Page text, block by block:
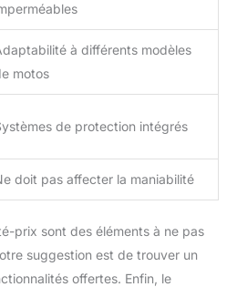
à différents modèles
motos
de protection intégrés
doit pas affecter la maniabilité
prix sont des éléments à ne pas
suggestion est de trouver un
offertes. Enfin, le